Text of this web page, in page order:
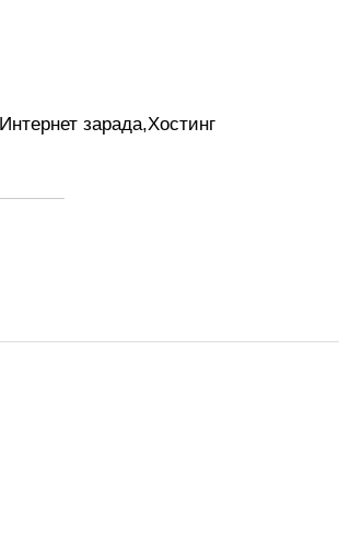
Интернет зарада,Хостинг